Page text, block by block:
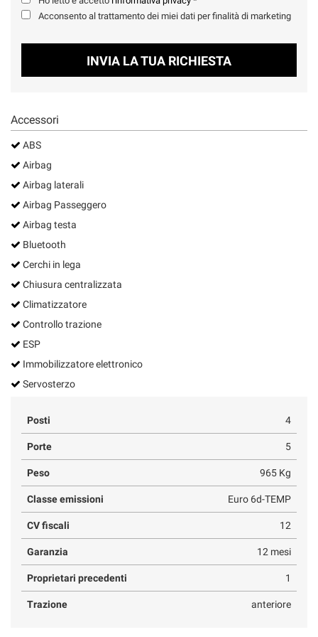
Acconsento al trattamento dei miei dati per finalità di marketing
INVIA LA TUA RICHIESTA
Accessori
ABS
Airbag
Airbag laterali
Airbag Passeggero
Airbag testa
Bluetooth
Cerchi in lega
Chiusura centralizzata
Climatizzatore
Controllo trazione
ESP
Immobilizzatore elettronico
Servosterzo
Posti 4
Porte 5
Peso 965 Kg
Classe emissioni Euro 6d-TEMP
CV fiscali 12
Garanzia 12 mesi
Proprietari precedenti 1
Trazione anteriore
Salva